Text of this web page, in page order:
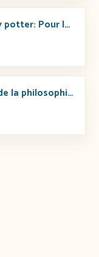
LIvre de recettes Harry potter: Pour les Moldus
Harry Potter à l’école de la philosophie: Etude philosophique